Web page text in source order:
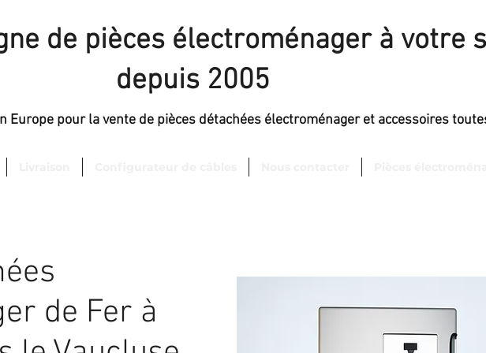
de pièces électroménager à votre
depuis 2005
Europe pour la vente de pièces détachées électroménager et accessoires
de Fer à